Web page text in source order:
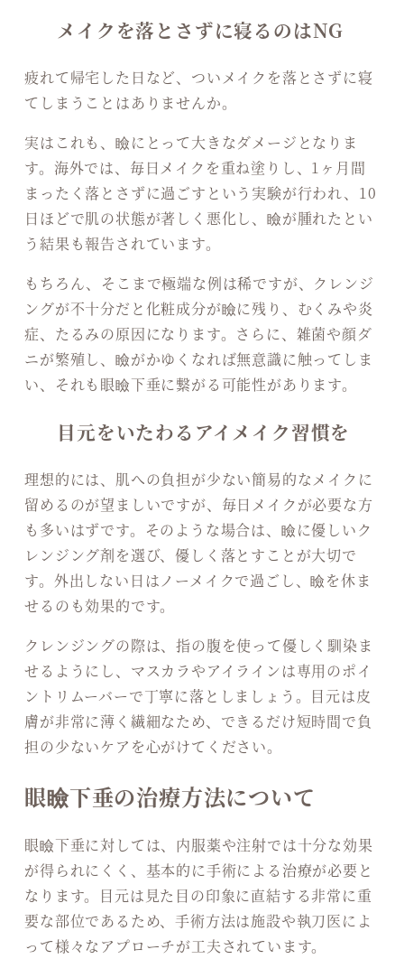
メイクを落とさずに寝るのはNG
疲れて帰宅した日など、ついメイクを落とさずに寝
てしまうことはありませんか。
実はこれも、瞼にとって大きなダメージとなりま
す。海外では、毎日メイクを重ね塗りし、1ヶ月間
まったく落とさずに過ごすという実験が行われ、10
日ほどで肌の状態が著しく悪化し、瞼が腫れたとい
う結果も報告されています。
もちろん、そこまで極端な例は稀ですが、クレンジ
ングが不十分だと化粧成分が瞼に残り、むくみや炎
症、たるみの原因になります。さらに、雑菌や顔ダ
ニが繁殖し、瞼がかゆくなれば無意識に触ってしま
い、それも眼瞼下垂に繋がる可能性があります。
目元をいたわるアイメイク習慣を
理想的には、肌への負担が少ない簡易的なメイクに
留めるのが望ましいですが、毎日メイクが必要な方
も多いはずです。そのような場合は、瞼に優しいク
レンジング剤を選び、優しく落とすことが大切で
す。外出しない日はノーメイクで過ごし、瞼を休ま
せるのも効果的です。
クレンジングの際は、指の腹を使って優しく馴染ま
せるようにし、マスカラやアイラインは専用のポイ
ントリムーバーで丁寧に落としましょう。目元は皮
膚が非常に薄く繊細なため、できるだけ短時間で負
担の少ないケアを心がけてください。
眼瞼下垂の治療方法について
眼瞼下垂に対しては、内服薬や注射では十分な効果
が得られにくく、基本的に手術による治療が必要と
なります。目元は見た目の印象に直結する非常に重
要な部位であるため、手術方法は施設や執刀医によ
って様々なアプローチが工夫されています。